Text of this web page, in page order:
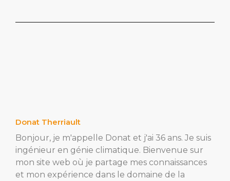
Donat Therriault
Bonjour, je m'appelle Donat et j'ai 36 ans. Je suis
ingénieur en génie climatique. Bienvenue sur
mon site web où je partage mes connaissances
et mon expérience dans le domaine de la